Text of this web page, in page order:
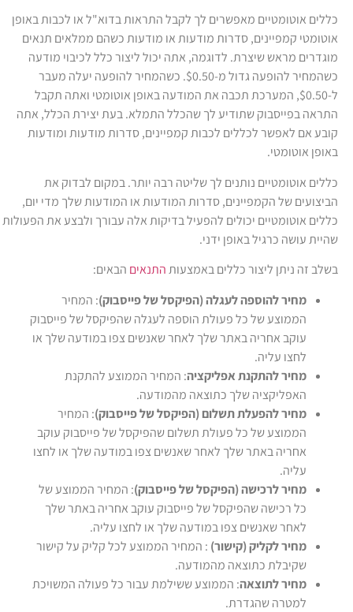
כללים אוטומטיים מאפשרים לך לקבל התראות בדוא"ל או לכבות באופן
אוטומטי קמפיינים, סדרות מודעות או מודעות כשהם ממלאים תנאים
מוגדרים מראש שיצרת. לדוגמה, אתה יכול ליצור כלל לכיבוי מודעה
כשהמחיר להופעה גדול מ-$0.50. כשהמחיר להופעה יעלה מעבר
ל-$0.50, המערכת תכבה את המודעה באופן אוטומטי ואתה תקבל
התראה בפייסבוק שתודיע לך שהכלל התמלא. בעת יצירת הכלל, אתה
קובע אם לאפשר לכללים לכבות קמפיינים, סדרות מודעות ומודעות
באופן אוטומטי.
כללים אוטומטיים נותנים לך שליטה רבה יותר. במקום לבדוק את
הביצועים של הקמפיינים, סדרות המודעות או המודעות שלך מדי יום,
כללים אוטומטיים יכולים להפעיל בדיקות אלה עבורך ולבצע את הפעולות
שהיית עושה כרגיל באופן ידני.
בשלב זה ניתן ליצור כללים באמצעותהתנאים הבאים:
מחיר להוספה לעגלה (הפיקסל של פייסבוק): המחיר
הממוצע של כל פעולת הוספה לעגלה שהפיקסל של פייסבוק
עוקב אחריה באתר שלך לאחר שאנשים צפו במודעה שלך או
לחצו עליה.
מחיר להתקנת אפליקציה: המחיר הממוצע להתקנת
האפליקציה שלך כתוצאה מהמודעה.
מחיר להפעלת תשלום (הפיקסל של פייסבוק): המחיר
הממוצע של כל פעולת תשלום שהפיקסל של פייסבוק עוקב
אחריה באתר שלך לאחר שאנשים צפו במודעה שלך או לחצו
עליה.
מחיר לרכישה (הפיקסל של פייסבוק): המחיר הממוצע של
כל רכישה שהפיקסל של פייסבוק עוקב אחריה באתר שלך
לאחר שאנשים צפו במודעה שלך או לחצו עליה.
מחיר לקליק (קישור) : המחיר הממוצע לכל קליק על קישור
שקיבלת כתוצאה מהמודעה.
מחיר לתוצאה: הממוצע ששילמת עבור כל פעולה המשויכת
למטרה שהגדרת.